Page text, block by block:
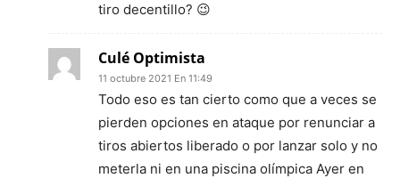
tiro decentillo? 😉
Culé Optimista
11 octubre 2021 En 11:49
Todo eso es tan cierto como que a veces se
pierden opciones en ataque por renunciar a
tiros abiertos liberado o por lanzar solo y no
meterla ni en una piscina olímpica Ayer en